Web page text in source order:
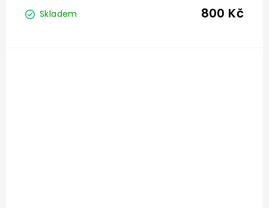
Skladem 800 Kč